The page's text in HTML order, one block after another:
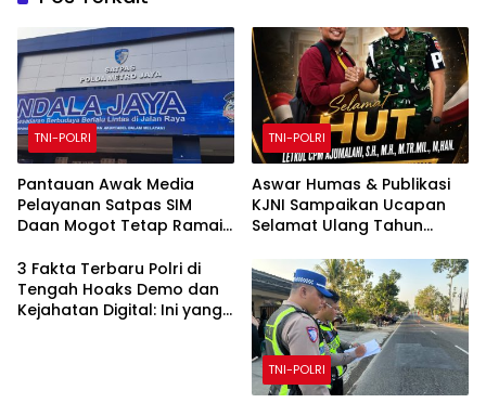
TNI-POLRI
Pantauan Awak Media
Pelayanan Satpas SIM
Daan Mogot Tetap Ramai,
TNI-POLRI
Aswar Humas & Publikasi
KJNI Sampaikan Ucapan
Selamat Ulang Tahun
Denpom XIV/4 Makassar
3 Fakta Terbaru Polri di
Tengah Hoaks Demo dan
Kejahatan Digital: Ini yang
TNI-POLRI